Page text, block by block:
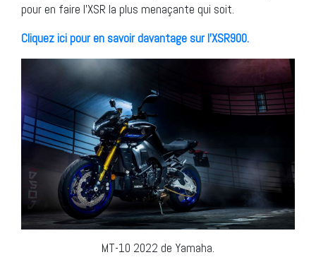
pour en faire l’XSR la plus menaçante qui soit.
Cliquez ici pour en savoir davantage sur l’XSR900.
MT-10 2022 de Yamaha.